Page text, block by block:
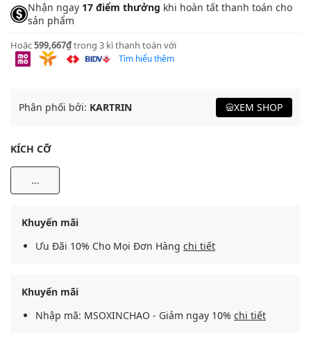
Nhận ngay 17 điểm thưởng khi hoàn tất thanh toán cho
sản phẩm
Hoặc599,667₫trong 3 kì thanh toán với
Tìm hiểu thêm
Phân phối bởi: KARTRIN XEM SHOP
KÍCH CỠ
...
Khuyến mãi
Ưu Đãi 10% Cho Mọi Đơn Hàng chi tiết
Khuyến mãi
Nhập mã: MSOXINCHAO - Giảm ngay 10% chi tiết